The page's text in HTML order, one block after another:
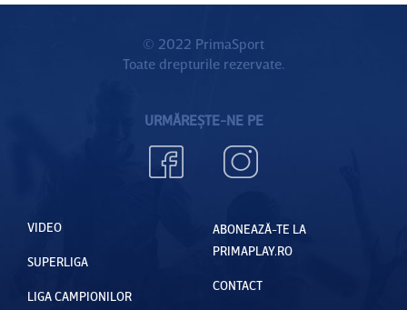
ri de 200
de
© 2022 PrimaSport
Toate drepturile rezervate.
URMĂREȘTE-NE PE
VIDEO
SUPERLIGA
LIGA CAMPIONILOR
ABONEAZĂ-TE LA
PRIMAPLAY.RO
CONTACT